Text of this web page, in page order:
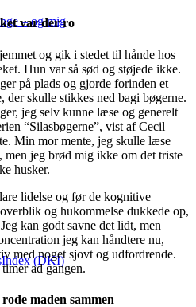
– og mig
(DKI)
var der ro
og gik i stedet til hånde hos
Hun var så sød og støjede ikke.
på plads og gjorde forinden et
der skulle stikkes ned bagi bøgerne.
jeg selv kunne læse og generelt
“Silasbøgerne”, vist af Cecil
Min mor mente, jeg skulle læse
men jeg brød mig ikke om det triste
husker.
lidelse og før de kognitive
og hukommelse dukkede op,
kan godt savne det lidt, men
jeg kan håndtere nu,
med noget sjovt og udfordrende.
ad gangen.
maden sammen